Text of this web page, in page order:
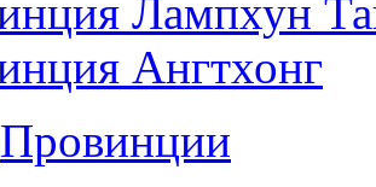
Лампхун
Ангтхонг
Провинции